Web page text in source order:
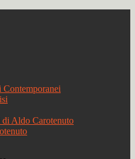
Aldo Carotenuto